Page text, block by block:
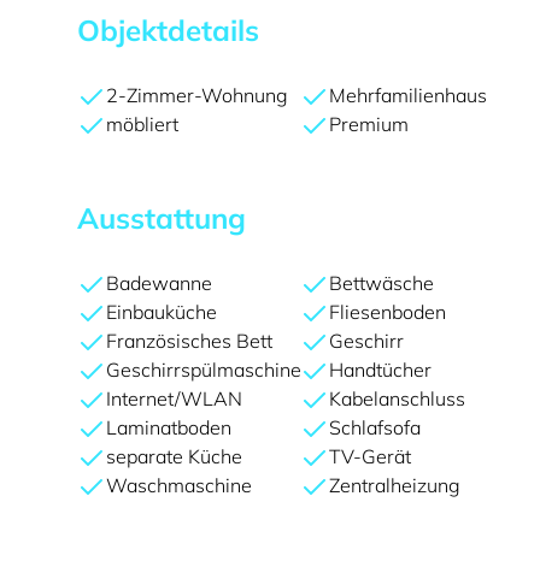
Objektdetails
2-Zimmer-Wohnung
Mehrfamilienhaus
möbliert
Premium
Ausstattung
Badewanne
Bettwäsche
Einbauküche
Fliesenboden
Französisches Bett
Geschirr
Geschirrspülmaschine
Handtücher
Internet/WLAN
Kabelanschluss
Laminatboden
Schlafsofa
separate Küche
TV-Gerät
Waschmaschine
Zentralheizung